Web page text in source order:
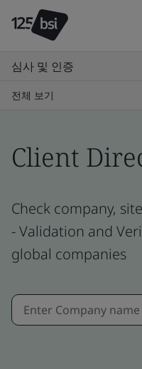
심사 및 인증
전체 보기
Client
Check company,
- Validation and
global companies